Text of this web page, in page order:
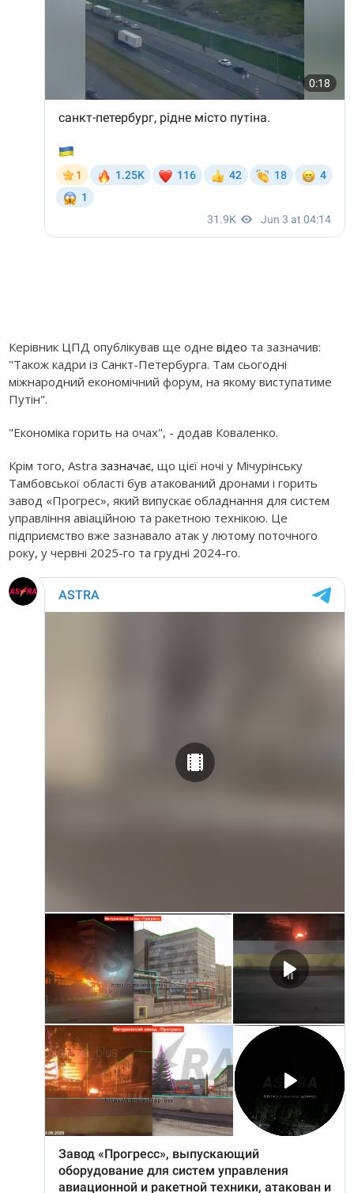
Керівник ЦПД опублікував ще одневідео та зазначив:
"Також кадри із Санкт-Петербурга. Там сьогодні
міжнародний економічний форум, на якому виступатиме
Путін".
"Економіка горить на очах", - додав Коваленко.
Крім того, Astraзазначає, що цієї ночі у Мічурінську
Тамбовської області був атакований дронами і горить
завод «Прогрес», який випускає обладнання для систем
управління авіаційною та ракетною технікою. Це
підприємство вже зазнавало атак у лютому поточного
року, у червні 2025-го та грудні 2024-го.